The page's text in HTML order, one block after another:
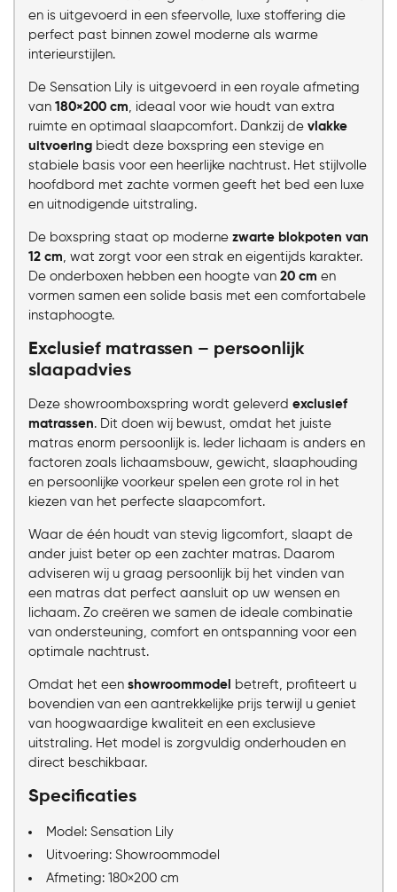
en is uitgevoerd in een sfeervolle, luxe stoffering die
perfect past binnen zowel moderne als warme
interieurstijlen.
De Sensation Lily is uitgevoerd in een royale afmeting
van 180×200 cm, ideaal voor wie houdt van extra
ruimte en optimaal slaapcomfort. Dankzij de vlakke
uitvoering biedt deze boxspring een stevige en
stabiele basis voor een heerlijke nachtrust. Het stijlvolle
hoofdbord met zachte vormen geeft het bed een luxe
en uitnodigende uitstraling.
De boxspring staat op moderne zwarte blokpoten van
12 cm, wat zorgt voor een strak en eigentijds karakter.
De onderboxen hebben een hoogte van 20 cm en
vormen samen een solide basis met een comfortabele
instaphoogte.
Exclusief matrassen – persoonlijk
slaapadvies
Deze showroomboxspring wordt geleverd exclusief
matrassen. Dit doen wij bewust, omdat het juiste
matras enorm persoonlijk is. Ieder lichaam is anders en
factoren zoals lichaamsbouw, gewicht, slaaphouding
en persoonlijke voorkeur spelen een grote rol in het
kiezen van het perfecte slaapcomfort.
Waar de één houdt van stevig ligcomfort, slaapt de
ander juist beter op een zachter matras. Daarom
adviseren wij u graag persoonlijk bij het vinden van
een matras dat perfect aansluit op uw wensen en
lichaam. Zo creëren we samen de ideale combinatie
van ondersteuning, comfort en ontspanning voor een
optimale nachtrust.
Omdat het een showroommodel
betreft, profiteert u
bovendien van een aantrekkelijke prijs terwijl u geniet
van hoogwaardige kwaliteit en een exclusieve
uitstraling. Het model is zorgvuldig onderhouden en
direct beschikbaar.
Specificaties
Model: Sensation Lily
Uitvoering: Showroommodel
Afmeting: 180×200 cm